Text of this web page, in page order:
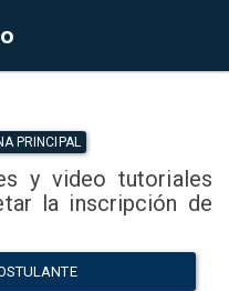
PRINCIPAL
y video tutoriales
la inscripción de